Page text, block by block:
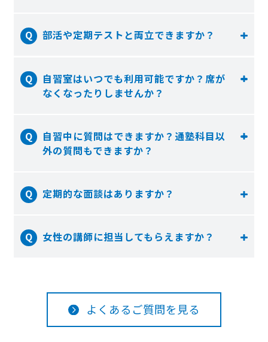
部活や定期テストと両立できますか？
自習室はいつでも利用可能ですか？席が
なくなったりしませんか？
自習中に質問はできますか？通塾科目以
外の質問もできますか？
定期的な面談はありますか？
女性の講師に担当してもらえますか？
よくあるご質問を見る